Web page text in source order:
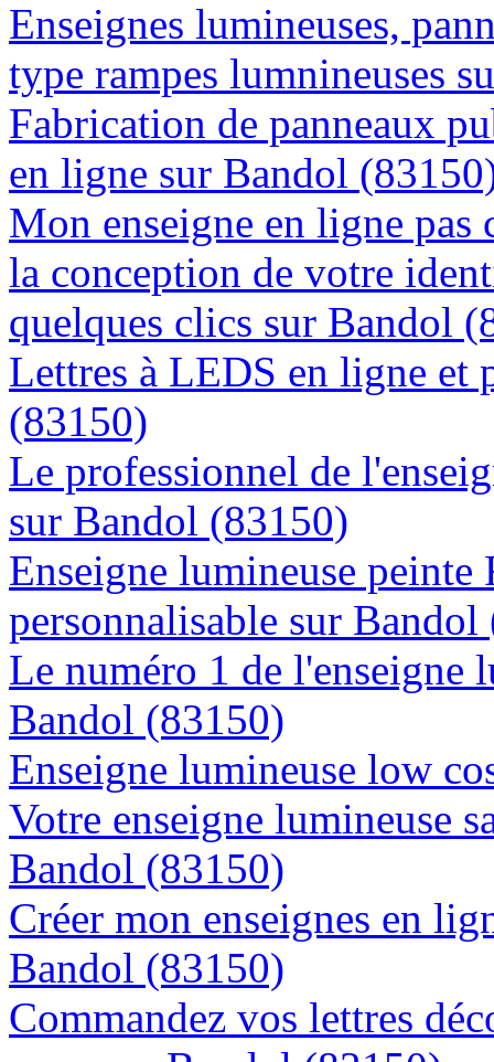
Enseignes lumineuses,
type rampes lumnineuses
Fabrication de panneaux
en ligne sur Bandol
Mon enseigne en ligne
la conception de votre
quelques clics sur Bandol
Lettres à LEDS en ligne et
(83150)
Le professionnel de
sur Bandol (83150)
Enseigne lumineuse
personnalisable sur
Le numéro 1 de l'enseigne
Bandol (83150)
Enseigne lumineuse low
Votre enseigne lumineuse
Bandol (83150)
Créer mon enseignes en
Bandol (83150)
Commandez vos lettres